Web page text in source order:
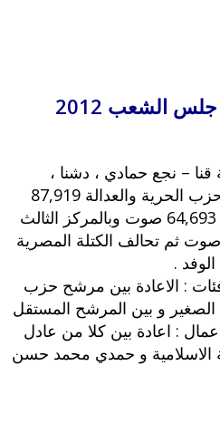
تحديث: نتائج انتخابات جلس الشعب 2012
قنا – نجع حمادي ، دشنا ،
الوقف،ابوتشت،فرشوط : حزب الحرية والعدالة 87,919
صوت حزب النور السلفي 64,693 صوت وبالمركز الثالث
حزب الحرية 39الفا و 600 صوت ثم تحالف الكتلة المصرية
: الاعادة بين مرشح حزب
الصغير و بين المرشح المستقل
عمال : اعادة بين كلا من عادل
الاسلامية و حمدي محمد حسن